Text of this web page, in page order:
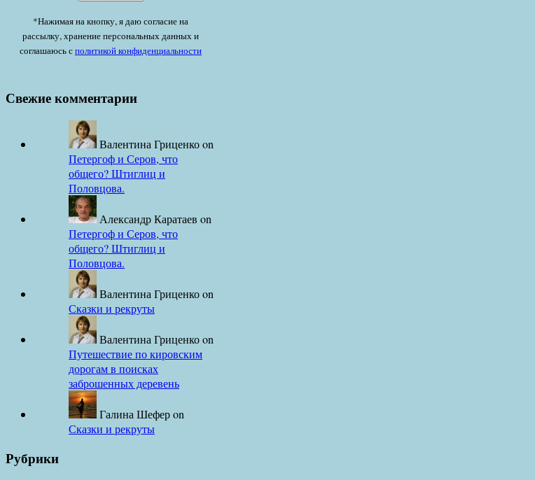
*Нажимая на кнопку, я даю согласие на
рассылку, хранение персональных данных и
соглашаюсь сполитикой конфиденциальности
Свежие комментарии
Валентина Гриценкоon
Петергоф и Серов, что
общего? Штиглиц и
Половцова.
Александр Каратаев on
Петергоф и Серов, что
общего? Штиглиц и
Половцова.
Валентина Гриценкоon
Сказки и рекруты
Валентина Гриценкоon
Путешествие по кировским
дорогам в поисках
заброшенных деревень
Галина Шеферon
Сказки и рекруты
Рубрики